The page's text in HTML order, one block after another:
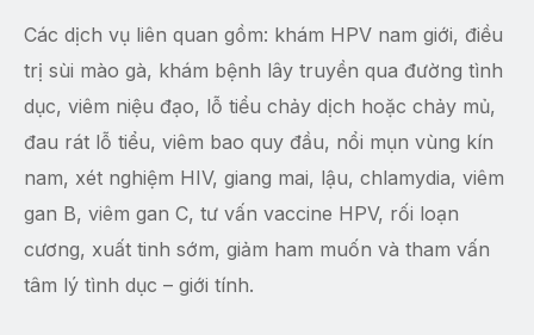
Các dịch vụ liên quan gồm: khám HPV nam giới, điều
trị sùi mào gà, khám bệnh lây truyền qua đường tình
dục, viêm niệu đạo, lỗ tiểu chảy dịch hoặc chảy mủ,
đau rát lỗ tiểu, viêm bao quy đầu, nổi mụn vùng kín
nam, xét nghiệm HIV, giang mai, lậu, chlamydia, viêm
gan B, viêm gan C, tư vấn vaccine HPV, rối loạn
cương, xuất tinh sớm, giảm ham muốn và tham vấn
tâm lý tình dục – giới tính.